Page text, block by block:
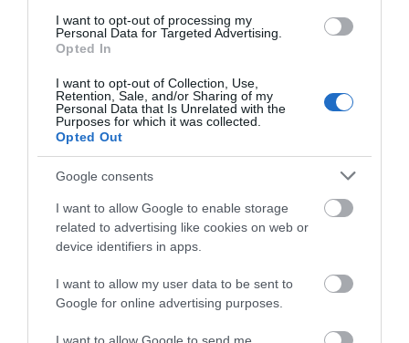
I want to opt-out of processing my
Personal Data for Targeted Advertising.
Opted In
I want to opt-out of Collection, Use,
Retention, Sale, and/or Sharing of my
Personal Data that Is Unrelated with the
Purposes for which it was collected.
Opted Out
Google consents
I want to allow Google to enable storage
related to advertising like cookies on web or
device identifiers in apps.
I want to allow my user data to be sent to
Google for online advertising purposes.
Σε αυτή την Ενορία του Οσίου
χθες ο Μητροπολίτης Χαλκίδος
09.08.2026 | 09:20
Νότια Εύβοια: Μεγάλο Beach Party
σήμερα στη Γαλάζια Λίμνη! Εσύ θα
λείπεις;
09.08.2026 | 09:00
Εορτολόγιο: Ποιοι γιορτάζουν
σήμερα, Κυριακή 9 Αυγούστου
09.08.2026 | 08:40
Καιρός: Καύσωνας και πολλά
επιστρέφει στην
Ιστιαία!
μπάλα των ιστορικών
γκολ του Μαραντόνα
Α. Ο. Χαλκίς: Πρώτο
φιλικό σήμερα για νέα
αγωνιστική περίοδο –
Αθλητικό σωματείο της
Εύβοιας εξέδωσε
ανακοίνωση για το